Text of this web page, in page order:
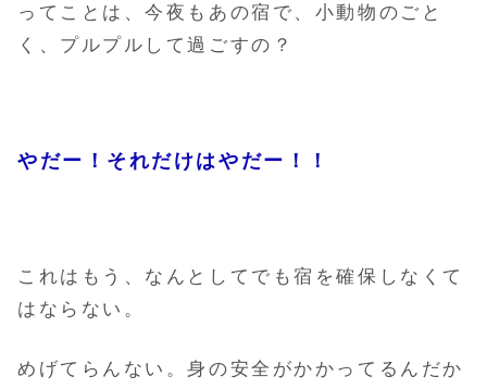
ってことは、今夜もあの宿で、小動物のごと
く、プルプルして過ごすの？
やだー！それだけはやだー！！
これはもう、なんとしてでも宿を確保しなくて
はならない。
めげてらんない。身の安全がかかってるんだか